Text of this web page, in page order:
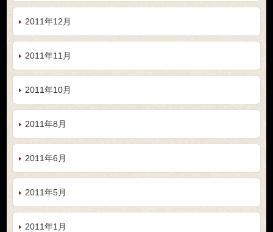
2011年12月
2011年11月
2011年10月
2011年8月
2011年6月
2011年5月
2011年1月